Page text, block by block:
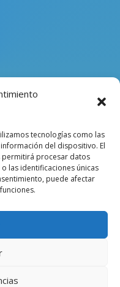
tecnologías como las
del dispositivo. El
permitirá procesar datos
las identificaciones únicas
puede afectar
Website design from